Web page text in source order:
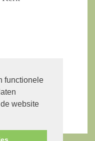
functionele
website